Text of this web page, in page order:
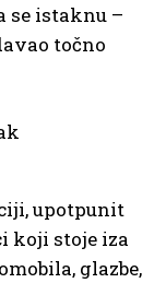
se istaknu –
točno
upotpunit
koji stoje iza
glazbe,